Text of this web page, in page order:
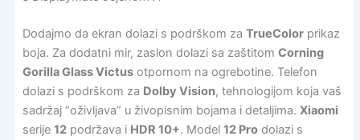
Dodajmo da ekran dolazi s podrškom za TrueColorprikaz
boja. Za dodatni mir, zaslon dolazi sa zaštitom Corning
Gorilla Glass Victusotpornom na ogrebotine. Telefon
dolazi s podrškom za Dolby Vision, tehnologijom koja vaš
sadržaj “oživljava” u živopisnim bojama i detaljima. Xiaomi
serije 12podržava i HDR 10+. Model 12 Prodolazi s